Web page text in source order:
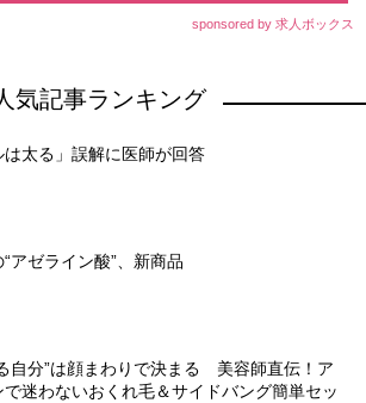
sponsored by 求人ボックス
気記事ランキング
は太る」誤解に医師が回答
アゼライン酸”、新商品
自分”は顔まわりで決まる 美容師直伝！ア
で迷わないおくれ毛＆サイドバング簡単セッ